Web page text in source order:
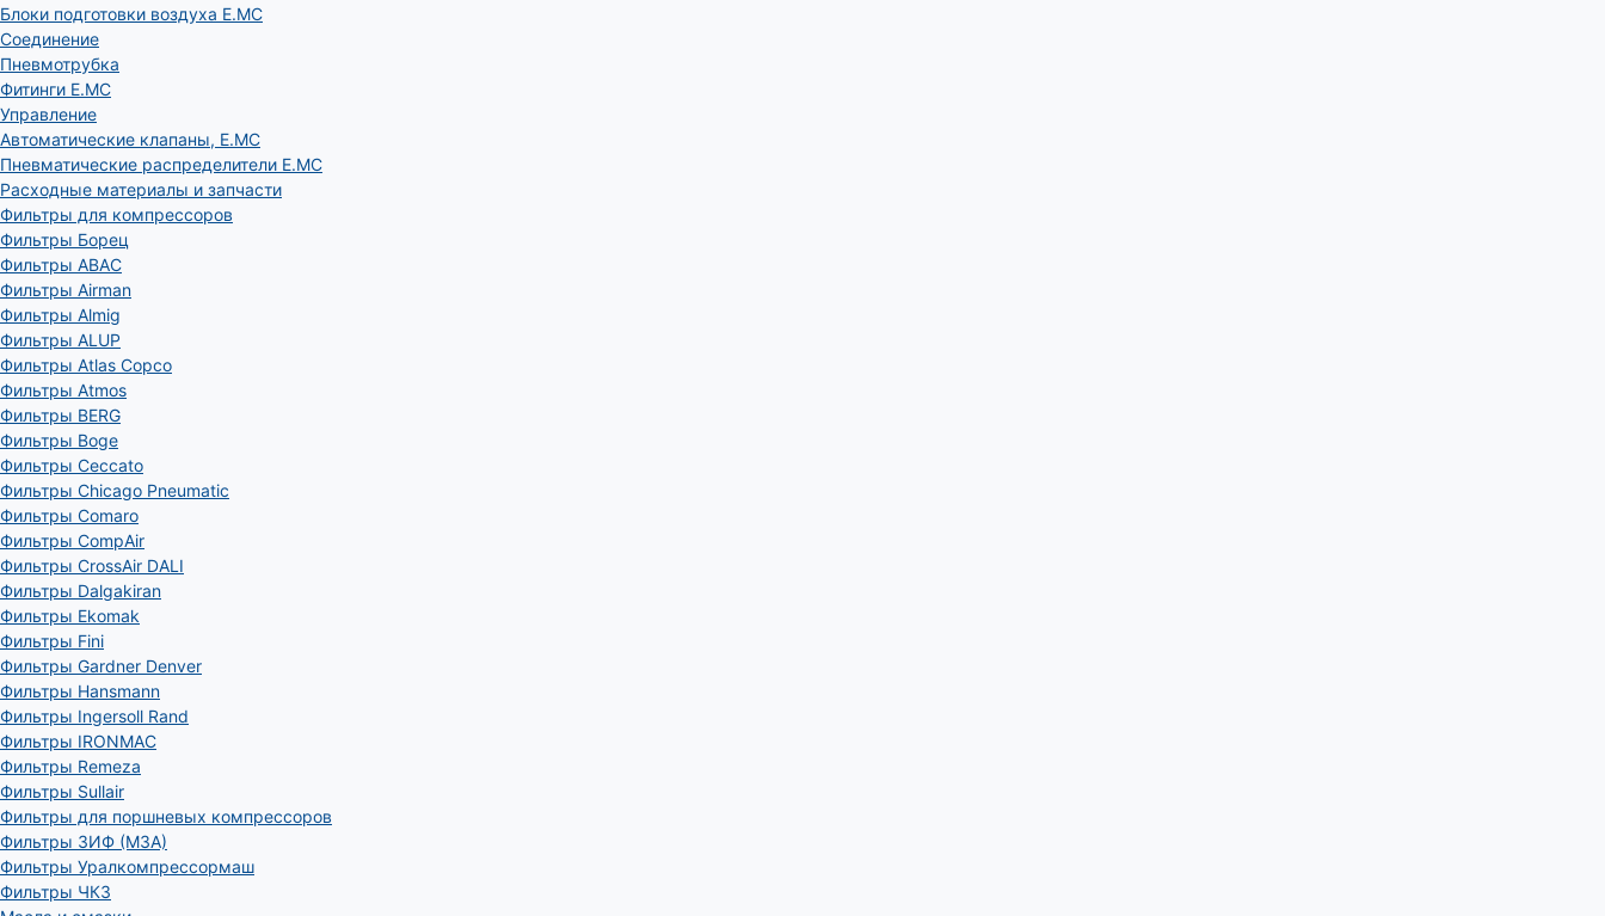
Блоки подготовки воздуха E.MC
Соединение
Пневмотрубка
Фитинги E.MC
Управление
Автоматические клапаны, Е.МС
Пневматические распределители E.MC
Расходные материалы и запчасти
Фильтры для компрессоров
Фильтры Борец
Фильтры ABAC
Фильтры Airman
Фильтры Almig
Фильтры ALUP
Фильтры Atlas Copco
Фильтры Atmos
Фильтры BERG
Фильтры Boge
Фильтры Ceccato
Фильтры Chicago Pneumatic
Фильтры Comaro
Фильтры CompAir
Фильтры CrossAir DALI
Фильтры Dalgakiran
Фильтры Ekomak
Фильтры Fini
Фильтры Gardner Denver
Фильтры Hansmann
Фильтры Ingersoll Rand
Фильтры IRONMAC
Фильтры Remeza
Фильтры Sullair
Фильтры для поршневых компрессоров
Фильтры ЗИФ (МЗА)
Фильтры Уралкомпрессормаш
Фильтры ЧКЗ